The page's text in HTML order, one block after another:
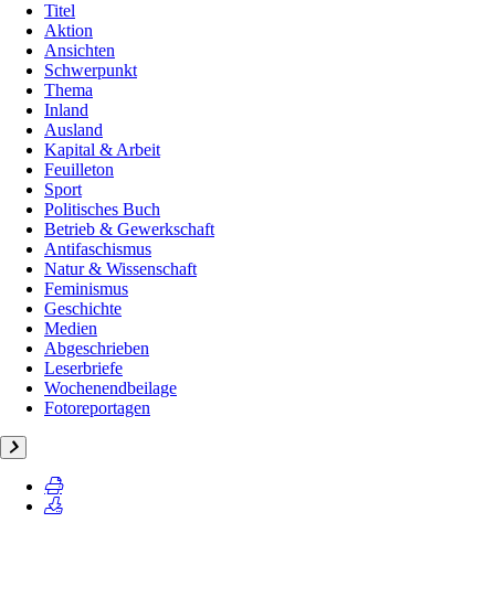
Titel
Aktion
Ansichten
Schwerpunkt
Thema
Inland
Ausland
Kapital & Arbeit
Feuilleton
Sport
Politisches Buch
Betrieb & Gewerkschaft
Antifaschismus
Natur & Wissenschaft
Feminismus
Geschichte
Medien
Abgeschrieben
Leserbriefe
Wochenendbeilage
Fotoreportagen